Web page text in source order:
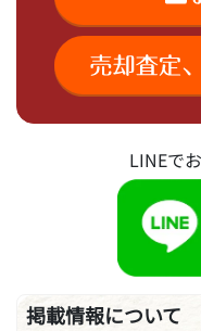
LINEで
掲載情報について